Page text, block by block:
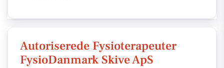
Autoriserede Fysioterapeuter
FysioDanmark Skive ApS